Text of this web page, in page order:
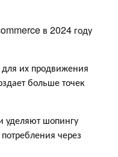
в 2024 году
для их продвижения
больше точек
уделяют шопингу
через